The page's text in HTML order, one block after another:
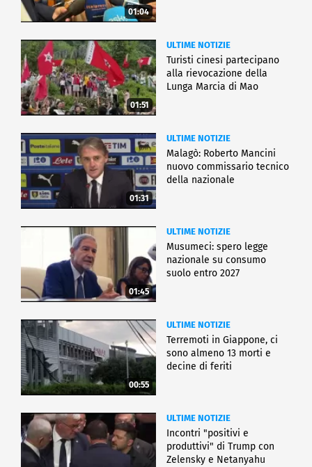
01:04
01:51
ULTIME NOTIZIE
Turisti cinesi partecipano
alla rievocazione della
Lunga Marcia di Mao
01:31
ULTIME NOTIZIE
Malagò: Roberto Mancini
nuovo commissario tecnico
della nazionale
01:45
ULTIME NOTIZIE
Musumeci: spero legge
nazionale su consumo
suolo entro 2027
00:55
ULTIME NOTIZIE
Terremoti in Giappone, ci
sono almeno 13 morti e
decine di feriti
ULTIME NOTIZIE
Incontri "positivi e
produttivi" di Trump con
Zelensky e Netanyahu